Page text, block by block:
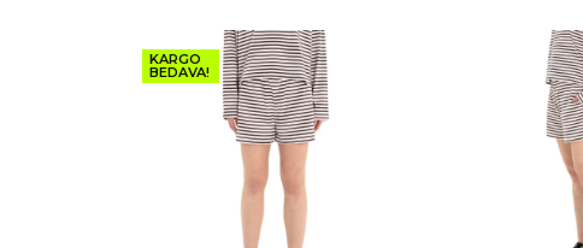
KARGO
BEDAVA!